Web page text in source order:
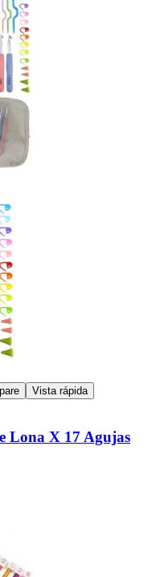
Vista rápida
Lona X 17 Agujas